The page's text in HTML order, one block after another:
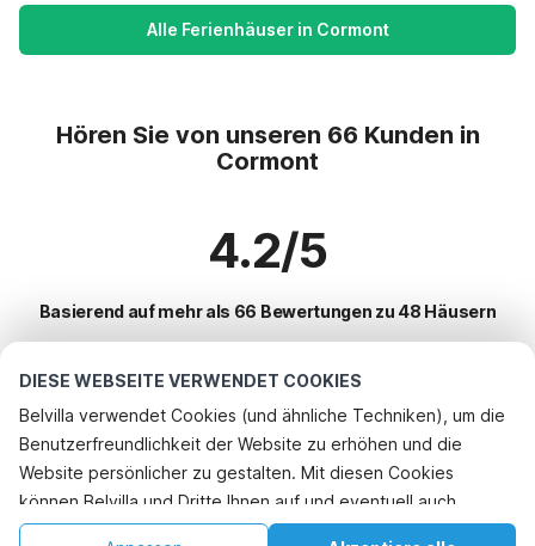
DIESE WEBSEITE VERWENDET COOKIES
Belvilla verwendet Cookies (und ähnliche Techniken), um die
Benutzerfreundlichkeit der Website zu erhöhen und die
Website persönlicher zu gestalten. Mit diesen Cookies
können Belvilla und Dritte Ihnen auf und eventuell auch
außerhalb unserer Website folgen, um Werbung Ihren
Alle Ferienhäuser in Cormont
Hören Sie von unseren 66 Kunden in
Cormont
4.2/5
Basierend auf mehr als 66 Bewertungen zu 48 Häusern
Beliebteste Reiseziele für Urlaub
Top-Städte mit Top-Annehmlichkeiten für den Urlaub
Ferienhaus am Meer kobenhavn
Ferienhaus auf einem Ferienpark gaillard
Beliebte Ausstattungen für Urlaub in Cormont
Urlaub mit Hund - Haustierfreundliche Ferienunterkünfte
Telefonisch buchen